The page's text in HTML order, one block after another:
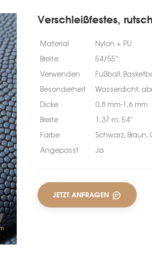
Verschleißfestes,
Material Nylon + PU
Breite 54/55″
Verwenden Fußball,
Besonderheit Wasserdicht,
Dicke 0,8 mm-1,6 mm
Breite 1,37 m; 54″
Farbe Schwarz,
Angepasst Ja
JETZT ANFRAGEN